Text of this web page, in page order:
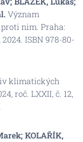
Význam
proti nim. Praha:
ISBN 978-80-
klimatických
roč. LXXII, č. 12,
KOLAŘÍK,